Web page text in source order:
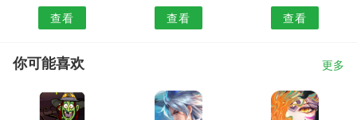
查看 查看 查看
你可能喜欢 更多